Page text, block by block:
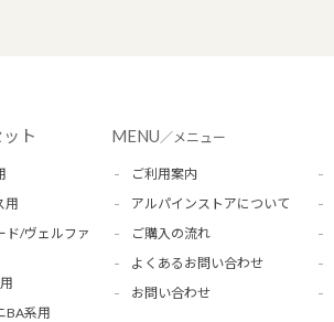
ト
用
ド/ヴェルファ
BA系用
MENU／メニュー
ご利用案内
アルパインストアについて
ご購入の流れ
よくあるお問い合わせ
お問い合わせ